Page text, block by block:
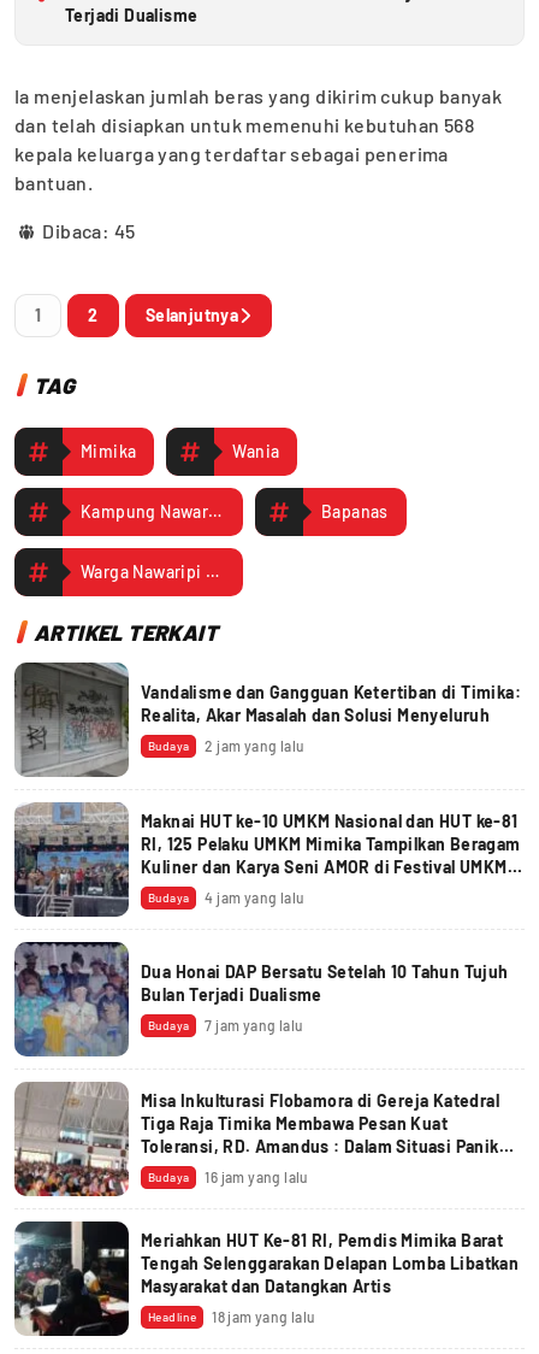
Terjadi Dualisme
Ia menjelaskan jumlah beras yang dikirim cukup banyak
dan telah disiapkan untuk memenuhi kebutuhan 568
kepala keluarga yang terdaftar sebagai penerima
bantuan.
Dibaca: 45
1 2 Selanjutnya
TAG
Mimika Wania
Kampung Nawaripi Bapanas
Warga Nawaripi Terima Bantuan Beras dan Minyak Goreng dari Bapanas
ARTIKEL TERKAIT
Vandalisme dan Gangguan Ketertiban di Timika:
Realita, Akar Masalah dan Solusi Menyeluruh
Budaya 2 jam yang lalu
Maknai HUT ke-10 UMKM Nasional dan HUT ke-81
RI, 125 Pelaku UMKM Mimika Tampilkan Beragam
Kuliner dan Karya Seni AMOR di Festival UMKM
2026
Budaya 4 jam yang lalu
Dua Honai DAP Bersatu Setelah 10 Tahun Tujuh
Bulan Terjadi Dualisme
Budaya 7 jam yang lalu
Misa Inkulturasi Flobamora di Gereja Katedral
Tiga Raja Timika Membawa Pesan Kuat
Toleransi, RD. Amandus : Dalam Situasi Panik
Yesus Disebut ‘Hantu’
Budaya 16 jam yang lalu
Meriahkan HUT Ke-81 RI, Pemdis Mimika Barat
Tengah Selenggarakan Delapan Lomba Libatkan
Masyarakat dan Datangkan Artis
Headline 18 jam yang lalu